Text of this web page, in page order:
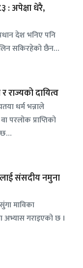
: अपेक्षा धेरै,
देश भनिए पनि
लिन सकिरहेको छैन…
राज्यको दायित्व
धर्म भन्नाले
परलोक प्राप्तिको
संसदीय नमुना
माविका
अभ्यास गराइएको छ ।